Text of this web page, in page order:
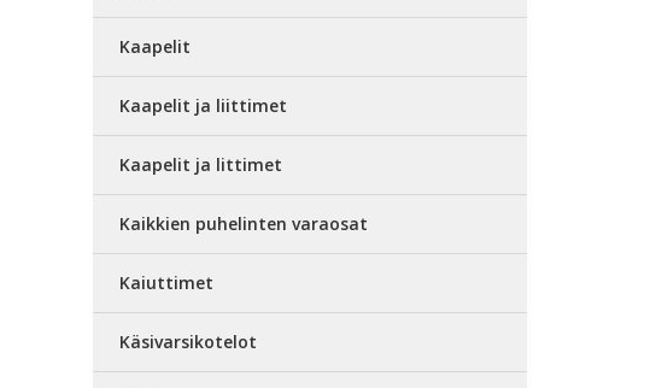
Kaapelit
Kaapelit ja liittimet
Kaapelit ja littimet
Kaikkien puhelinten varaosat
Kaiuttimet
Käsivarsikotelot